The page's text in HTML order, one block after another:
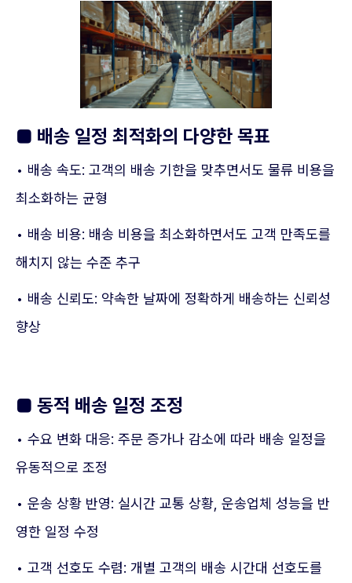
■ 배송 일정 최적화의 다양한 목표
• 배송 속도: 고객의 배송 기한을 맞추면서도 물류 비용을
최소화하는 균형
• 배송 비용: 배송 비용을 최소화하면서도 고객 만족도를
해치지 않는 수준 추구
• 배송 신뢰도: 약속한 날짜에 정확하게 배송하는 신뢰성
향상
■ 동적 배송 일정 조정
• 수요 변화 대응: 주문 증가나 감소에 따라 배송 일정을
유동적으로 조정
• 운송 상황 반영: 실시간 교통 상황, 운송업체 성능을 반
영한 일정 수정
• 고객 선호도 수렴: 개별 고객의 배송 시간대 선호도를